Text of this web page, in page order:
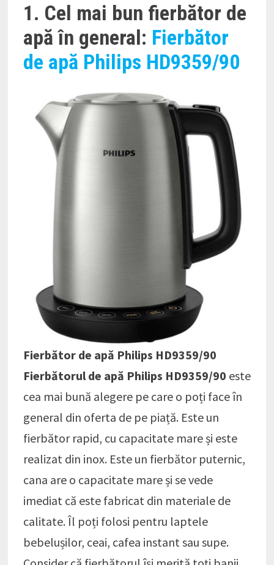
1. Cel mai bun fierbător de
apă în general: Fierbător
de apă Philips HD9359/90
Fierbător de apă Philips HD9359/90
Fierbătorul de apă Philips HD9359/90 este
cea mai bună alegere pe care o poți face în
general din oferta de pe piață. Este un
fierbător rapid, cu capacitate mare și este
realizat din inox. Este un fierbător puternic,
cana are o capacitate mare și se vede
imediat că este fabricat din materiale de
calitate. Îl poți folosi pentru laptele
bebelușilor, ceai, cafea instant sau supe.